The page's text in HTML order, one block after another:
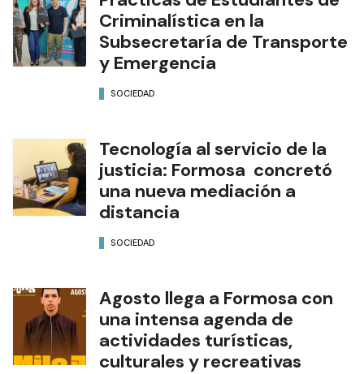
Criminalística en la
Subsecretaría de Transporte
y Emergencia
SOCIEDAD
Tecnología al servicio de la
justicia: Formosa concretó
una nueva mediación a
distancia
SOCIEDAD
Agosto llega a Formosa con
una intensa agenda de
actividades turísticas,
culturales y recreativas